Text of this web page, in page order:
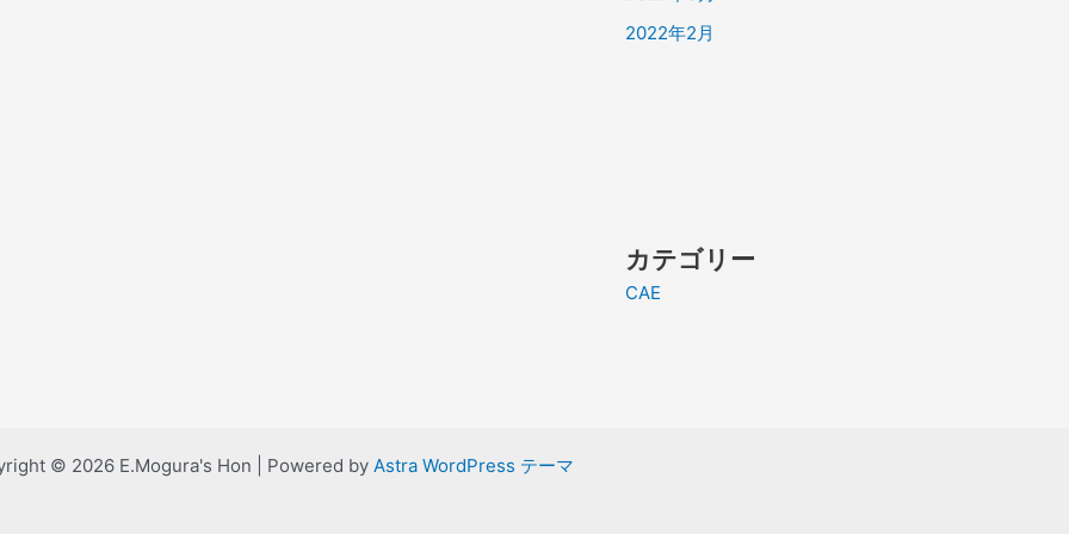
2022年2月
カテゴリー
CAE
© 2026 E.Mogura's Hon | Powered by Astra WordPress テーマ